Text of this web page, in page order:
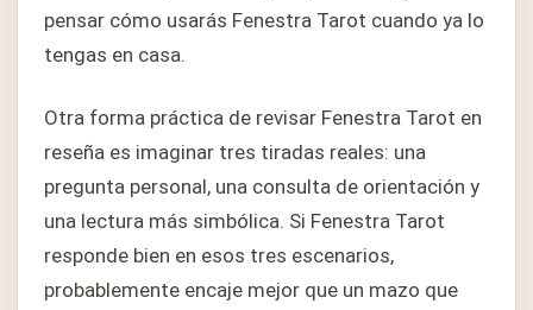
pensar cómo usarás Fenestra Tarot cuando ya lo
tengas en casa.
Otra forma práctica de revisar Fenestra Tarot en
reseña es imaginar tres tiradas reales: una
pregunta personal, una consulta de orientación y
una lectura más simbólica. Si Fenestra Tarot
responde bien en esos tres escenarios,
probablemente encaje mejor que un mazo que